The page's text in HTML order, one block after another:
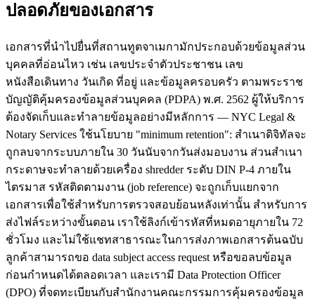
ปลอดภัยของเอกสาร
เอกสารที่นำไปยื่นที่สถานทูตจาเมกามักประกอบด้วยข้อมูลส่วน
บุคคลที่อ่อนไหว เช่น เลขประจำตัวประชาชน เลข
หนังสือเดินทาง วันเกิด ที่อยู่ และข้อมูลครอบครัว ตามพระราช
บัญญัติคุ้มครองข้อมูลส่วนบุคคล (PDPA) พ.ศ. 2562 ผู้ให้บริการ
ต้องจัดเก็บและทำลายข้อมูลอย่างมีหลักการ — NYC Legal &
Notary Services ใช้นโยบาย "minimum retention": สำเนาดิจิทัลจะ
ถูกลบจากระบบภายใน 30 วันนับจากวันส่งมอบงาน ส่วนสำเนา
กระดาษจะทำลายด้วยเครื่อง shredder ระดับ DIN P-4 ภายใน
ไตรมาส รหัสติดตามงาน (job reference) จะถูกเก็บแยกจาก
เอกสารเพื่อใช้สำหรับการตรวจสอบย้อนหลังเท่านั้น สำหรับการ
ส่งไฟล์ระหว่างขั้นตอน เราใช้ลิงก์เข้ารหัสที่หมดอายุภายใน 72
ชั่วโมง และไม่ใช้แชทสาธารณะในการส่งภาพเอกสารต้นฉบับ
ลูกค้าสามารถขอ data subject access request หรือขอลบข้อมูล
ก่อนกำหนดได้ตลอดเวลา และเรามี Data Protection Officer
(DPO) ที่จดทะเบียนกับสำนักงานคณะกรรมการคุ้มครองข้อมูล